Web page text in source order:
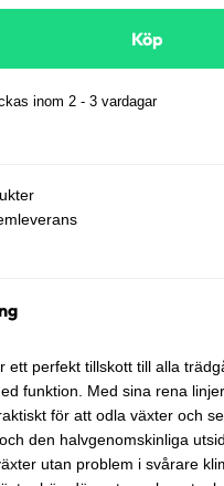
Köp
inom 2 - 3 vardagar
ett perfekt tillskott till alla
funktion. Med sina rena
för att odla växter och
den halvgenomskinliga
utan problem i svårare